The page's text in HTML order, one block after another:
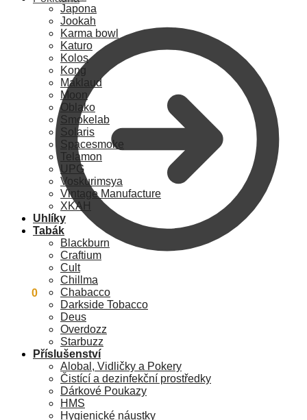
0
Japona
Jookah
Karma bowl
Katuro
Kolos
Kong
Maklaud
Moon
Oblako
Smokelab
Solaris
Spacesmoke
Telamon
UPG
Voskurimsya
Vintage Manufacture
XKAH
Uhlíky
Tabák
Blackburn
Craftium
Cult
Chillma
Chabacco
Darkside Tobacco
Deus
Overdozz
Starbuzz
Příslušenství
Alobal, Vidličky a Pokery
Čistící a dezinfekční prostředky
Dárkové Poukazy
HMS
Hygienické náustky